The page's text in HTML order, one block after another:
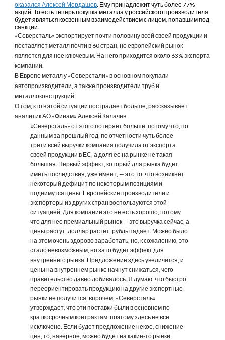
оказался Алексей Мордашов. Ему принадлежит чуть более 77%
акций. То есть теперь покупка металла у российского производителя
будет являться косвенным взаимодействием с лицом, попавшим под
санкции.
«Северсталь» экспортирует почти половину всей своей продукции и
поставляет металл почти в 60 стран, но европейский рынок
является для нее ключевым. На него приходится около 63% экспорта
компании.
В Европе металл у «Северстали» в основном покупали
автопроизводители, а также производители труб и
металлоконструкций.
О том, кто в этой ситуации пострадает больше, рассказывает
аналитик АО «Финам» Алексей Калачев.
«Северсталь» от этого потеряет больше, потому что, по
данным за прошлый год, по отчетности чуть более
трети всей выручки компания получила от экспорта
своей продукции в ЕС, а доля ее на рынке не такая
большая. Первый эффект, который для рынка будет
иметь последствия, уже имеет, — это то, что возникнет
некоторый дефицит по некоторым позициям и
поднимутся цены. Европейские производители и
экспортеры из других стран воспользуются этой
ситуацией. Для компании это не есть хорошо, потому
что для нее премиальный рынок — это выручка сейчас, а
цены растут, доллар растет, рубль падает. Можно было
на этом очень здорово заработать, но, к сожалению, это
стало невозможным, но зато будет эффект для
внутреннего рынка. Предложение здесь увеличится, и
цены на внутреннем рынке начнут снижаться, чего
правительство давно добивалось. Я думаю, что быстро
переориентировать продукцию на другие экспортные
рынки не получится, впрочем, «Северсталь»
утверждает, что эти поставки были в основном по
краткосрочным контрактам, поэтому здесь не все
исключено. Если будет предложение некое, снижение
цен, то, наверное, можно будет на какие-то рынки